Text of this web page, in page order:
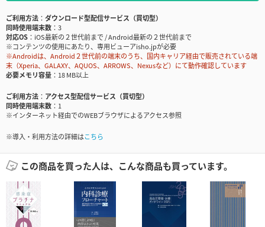
ご利用方法
ダウンロード型配信サービス（買切型）
同時使用端末数
3
対応OS
iOS最新の２世代前まで / Android最新の２世代前まで
※コンテンツの使用にあたり、専用ビューアisho.jpが必要
※Androidは、Android２世代前の端末のうち、国内キャリア経由で販売されている端
末（Xperia、GALAXY、AQUOS、ARROWS、Nexusなど）にて動作確認しています
必要メモリ容量
18 MB以上
ご利用方法
アクセス型配信サービス（買切型）
同時使用端末数
1
※インターネット経由でのWEBブラウザによるアクセス参照
※導入・利用方法の詳細はこちら
この商品を買った人は、こんな商品も買っています。